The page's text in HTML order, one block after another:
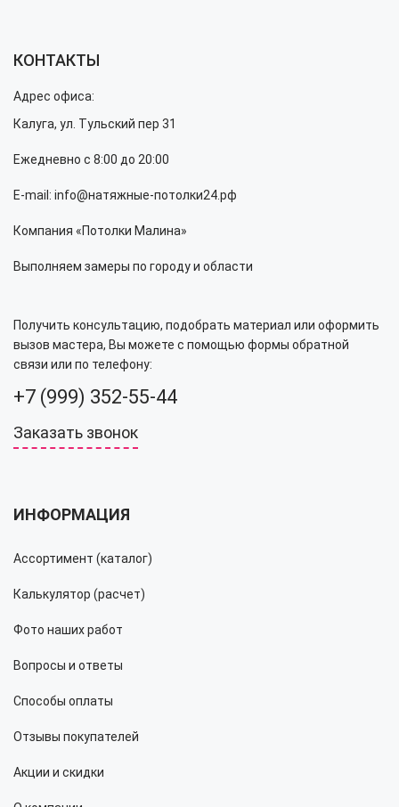
КОНТАКТЫ
Адрес офиса:
Калуга, ул. Тульский пер 31
Ежедневно с 8:00 до 20:00
E-mail: info@натяжные-потолки24.рф
Компания «Потолки Малина»
Выполняем замеры по городу и области
Получить консультацию, подобрать материал или оформить
вызов мастера, Вы можете с помощью формы обратной
связи или по телефону:
+7 (999) 352-55-44
Заказать звонок
ИНФОРМАЦИЯ
Ассортимент (каталог)
Калькулятор (расчет)
Фото наших работ
Вопросы и ответы
Способы оплаты
Отзывы покупателей
Акции и скидки